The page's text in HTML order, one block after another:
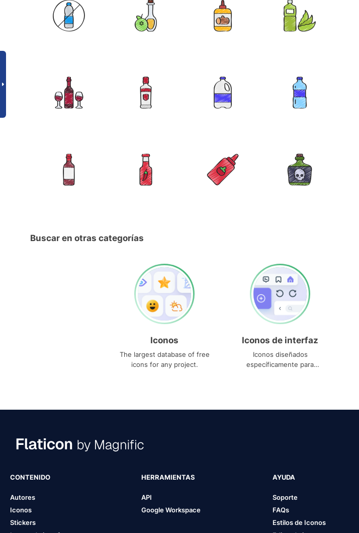
Buscar en otras categorías
Iconos
The largest database of free
icons for any project.
Iconos de interfaz
Iconos diseñados
específicamente para
CONTENIDO
Autores
Iconos
Stickers
HERRAMIENTAS
API
Google Workspace
AYUDA
Soporte
FAQs
Estilos de Iconos